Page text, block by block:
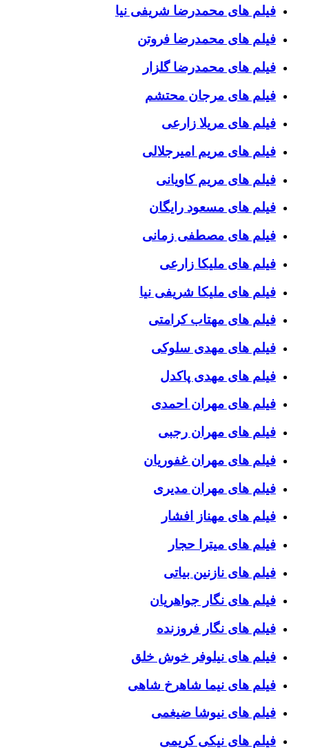
فیلم های محمدرضا شریفی نیا
فیلم های محمدرضا فروتن
فیلم های محمدرضا گلزار
فیلم های مرجان محتشم
فیلم های مریلا زارعی
فیلم های مریم امیرجلالی
فیلم های مریم کاویانی
فیلم های مسعود رایگان
فیلم های مصطفی زمانی
فیلم های ملیکا زارعی
فیلم های ملیکا شریفی نیا
فیلم های مهتاب کرامتی
فیلم های مهدی سلوکی
فیلم های مهدی پاکدل
فیلم های مهران احمدی
فیلم های مهران رجبی
فیلم های مهران غفوریان
فیلم های مهران مدیری
فیلم های مهناز افشار
فیلم های میترا حجار
فیلم های نازنین بیاتی
فیلم های نگار جواهریان
فیلم های نگار فروزنده
فیلم های نیلوفر خوش خلق
فیلم های نیما شاهرخ شاهی
فیلم های نیوشا ضیغمی
فیلم های نیکی کریمی